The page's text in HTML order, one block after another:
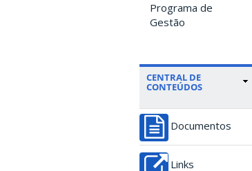
Programa de
Gestão
CENTRAL DE
CONTEÚDOS
Documentos
Links